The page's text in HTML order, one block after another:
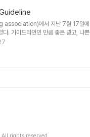
and contests Mobile
(IVR) opt-in and billing
TV Word-of-mouth v..
에서 지난 7월 17일
다. 가이드라인인 만큼 좋은 광고, 나
와 설명, WAP 사이트에 대한 가이드
료가 아니므로 그대로 적용하기는 무